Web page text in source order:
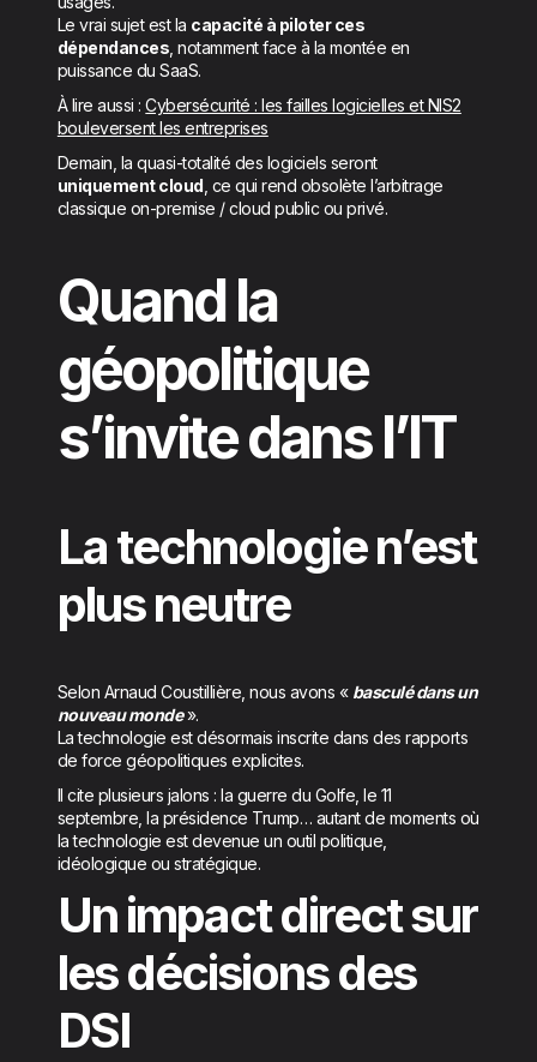
Le vrai sujet est la capacité à piloter ces
dépendances , notamment face à la montée en
puissance du SaaS.
À lire aussi :Cybersécurité : les failles logicielles et NIS2
bouleversent les entreprises
Demain, la quasi-totalité des logiciels seront
uniquement cloud , ce qui rend obsolète l’arbitrage
classique on-premise / cloud public ou privé.
Quand la
géopolitique
s’invite dans l’IT
La technologie n’est
plus neutre
Selon Arnaud Coustillière, nous avons « basculé dans un
nouveau monde ».
La technologie est désormais inscrite dans des rapports
de force géopolitiques explicites.
Il cite plusieurs jalons : la guerre du Golfe, le 11
septembre, la présidence Trump… autant de moments où
la technologie est devenue un outil politique,
idéologique ou stratégique.
Un impact direct sur
les décisions des
DSI